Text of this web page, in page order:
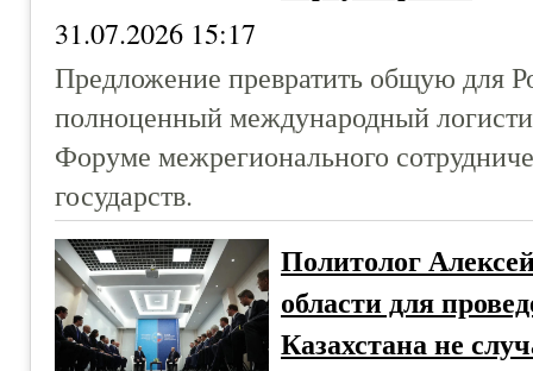
31.07.2026 15:17
Предложение превратить общую для
полноценный международный
Форуме межрегионального
государств.
Политолог
области для
Казахстана не